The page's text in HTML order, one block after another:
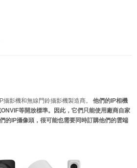
影機和無線門鈴攝影機製造商。 他們的IP相機
等開放標準。因此，它們只能使用廠商自家
的IP攝像頭，很可能也需要同時訂購他們的雲端